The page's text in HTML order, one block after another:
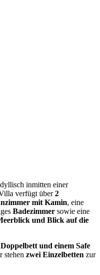
inmitten einer
verfügt über2
mit Kamin, eine
Badezimmer sowie eine
und Blick auf die
Doppelbett und einem Safe
stehen zwei Einzelbetten zur